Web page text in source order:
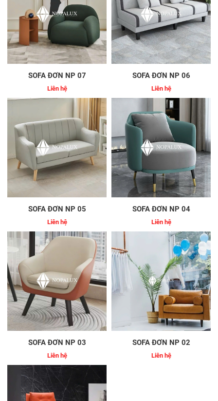
SOFA ĐƠN NP 07
Liên hệ
SOFA ĐƠN NP 06
Liên hệ
SOFA ĐƠN NP 05
Liên hệ
SOFA ĐƠN NP 04
Liên hệ
SOFA ĐƠN NP 03
Liên hệ
SOFA ĐƠN NP 02
Liên hệ